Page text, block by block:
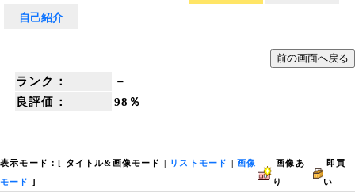
自己紹介
ランク：
－
良評価：
98％
表示モード：[ タイトル&画像モード リストモード |画像
モード ]
画像あ
り
即買
い